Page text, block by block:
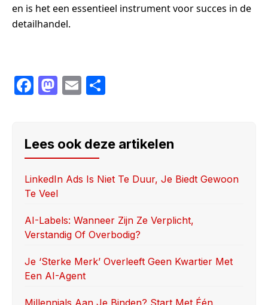
en is het een essentieel instrument voor succes in de
detailhandel.
F
e
b
o
o
k
M
o
d
o
n
E
e
Lees ook deze artikelen
LinkedIn Ads Is Niet Te Duur, Je Biedt Gewoon
Te Veel
AI-Labels: Wanneer Zijn Ze Verplicht,
Verstandig Of Overbodig?
Je ‘sterke Merk’ Overleeft Geen Kwartier Met
Een AI-Agent
Millennials Aan Je Binden? Start Met Één